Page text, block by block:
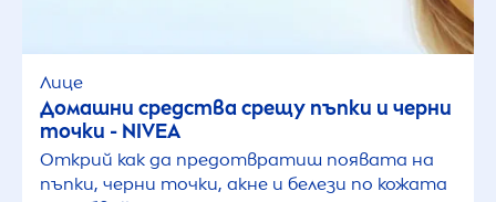
ТИП КОСА
Боядисана коса
Лице
Домашни средства срещу пъпки и черни
точки - NIVEA
Открий как да предотвратиш появата на
пъпки, черни точки, акне и белези по кожата